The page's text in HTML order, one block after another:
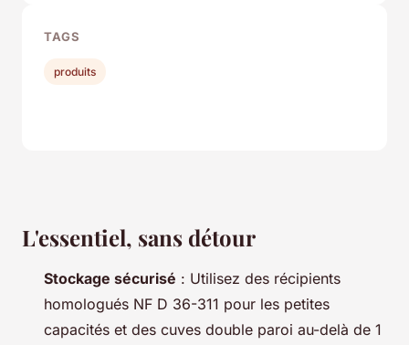
L'essentiel, sans détour
Stockage sécurisé : Utilisez des récipients
homologués NF D 36-311 pour les petites
capacités et des cuves double paroi au-delà de 1
TAGS
produits